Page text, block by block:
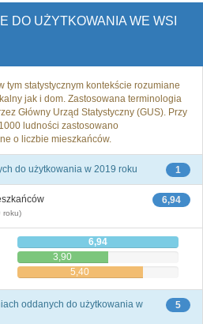
DO UŻYTKOWANIA WE WSI
tym statystycznym kontekście rozumiane
jak i dom. Zastosowana terminologia
Główny Urząd Statystyczny (GUS). Przy
ludności zastosowano
o liczbie mieszkańców.
1
do użytkowania w 2019 roku
6,94
roku)
6,94
3,90
5,40
5
oddanych do użytkowania w